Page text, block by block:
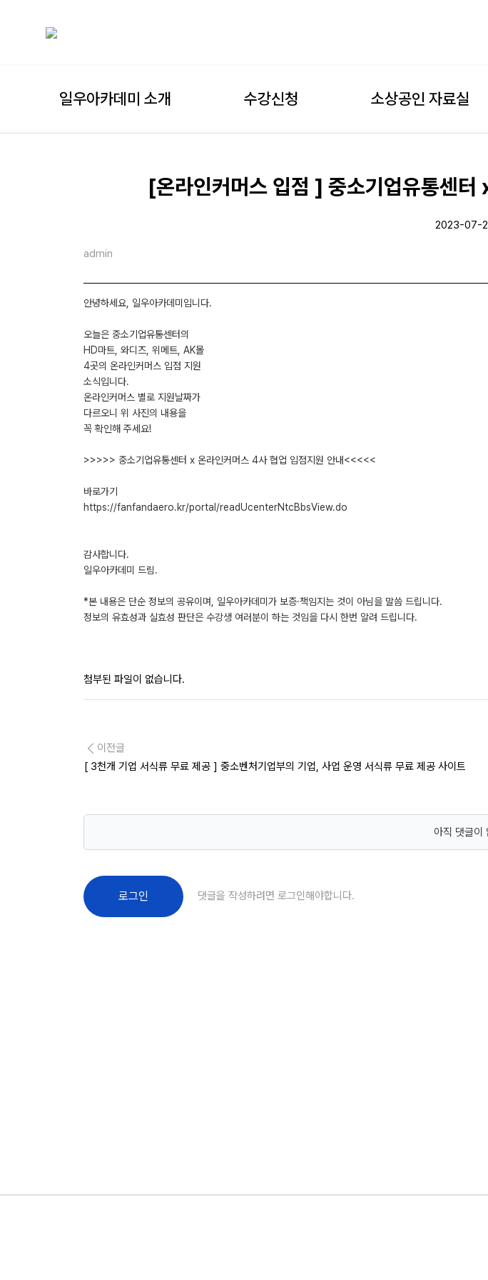
일우아카데미 소개 수강신청 소상공인 자료실
[온라인커머스 입점 ] 중소기업유통센터
2023-07-
admin
안녕하세요, 일우아카데미입니다.
오늘은 중소기업유통센터의
HD마트, 와디즈, 위메트, AK몰
4곳의 온라인커머스 입점 지원
소식입니다.
온라인커머스 별로 지원날짜가
다르오니 위 사진의 내용을
꼭 확인해 주세요!
>>>>> 중소기업유통센터 x 온라인커머스 4사 협업 입점지원 안내<<<<<
바로가기
https://fanfandaero.kr/portal/readUcenterNtcBbsView.do
감사합니다.
일우아카데미 드림.
*본 내용은 단순 정보의 공유이며, 일우아카데미가 보증·책임지는 것이 아님을 말씀 드립니다.
정보의 유효성과 실효성 판단은 수강생 여러분이 하는 것임을 다시 한번 알려 드립니다.
첨부된 파일이 없습니다.
이전글
[ 3천개 기업 서식류 무료 제공 ] 중소벤처기업부의 기업, 사업 운영 서식류 무료 제공 사이트
아직 댓글이
로그인 댓글을 작성하려면 로그인해야합니다.